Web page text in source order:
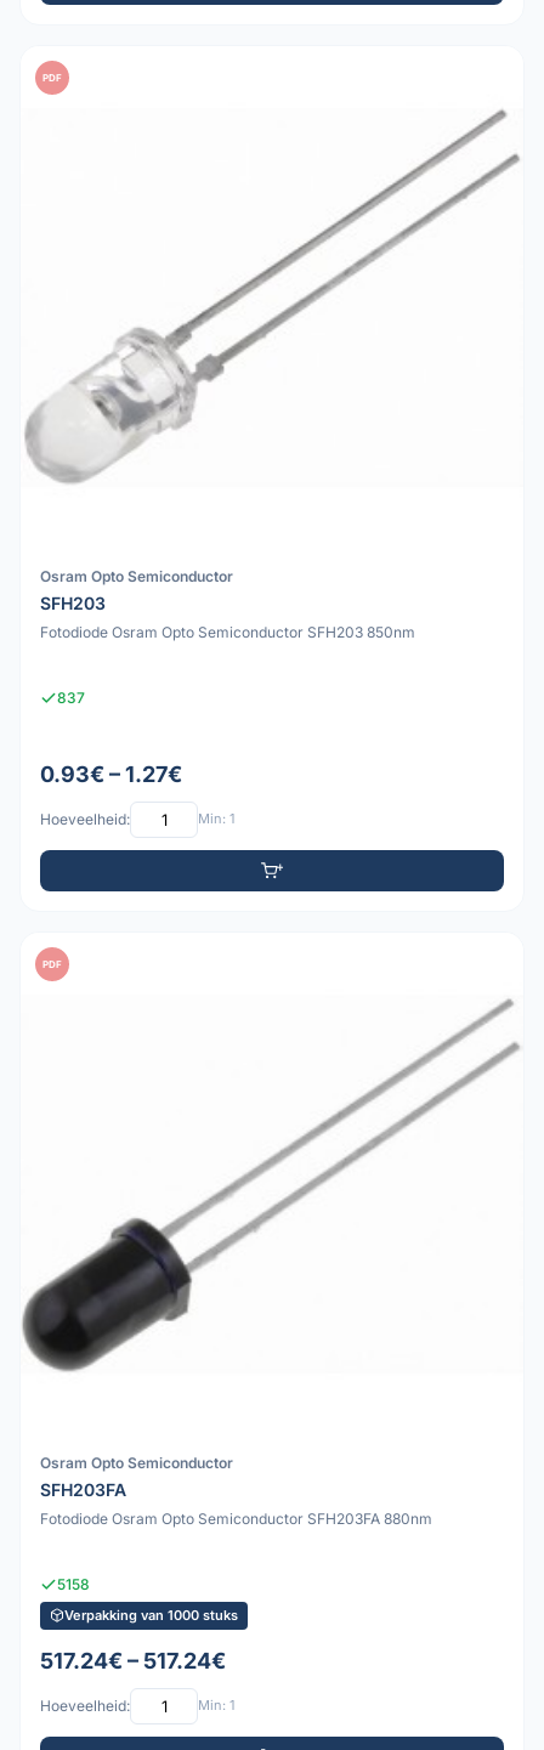
PDF
Osram Opto Semiconductor
SFH203
Fotodiode Osram Opto Semiconductor SFH203 850nm
837
0.93€ – 1.27€
Hoeveelheid: Min: 1
PDF
Osram Opto Semiconductor
SFH203FA
Fotodiode Osram Opto Semiconductor SFH203FA 880nm
5158
Verpakking van 1000 stuks
517.24€ – 517.24€
Hoeveelheid: Min: 1